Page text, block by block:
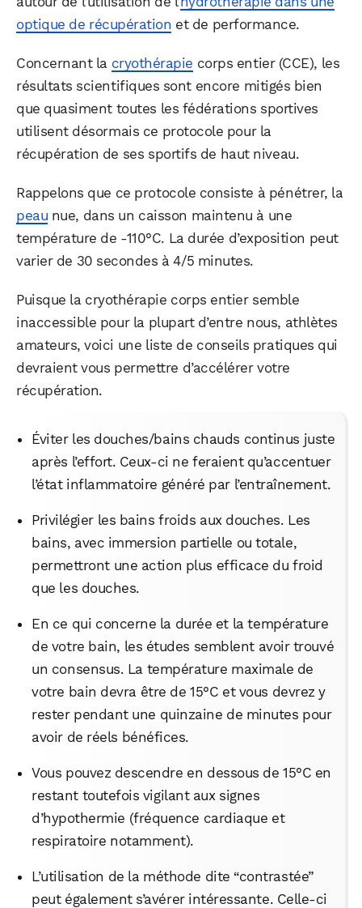
optique de récupération et de performance.
Concernant la cryothérapie corps entier (CCE), les
résultats scientifiques sont encore mitigés bien
que quasiment toutes les fédérations sportives
utilisent désormais ce protocole pour la
récupération de ses sportifs de haut niveau.
Rappelons que ce protocole consiste à pénétrer, la
peau nue, dans un caisson maintenu à une
température de -110°C. La durée d’exposition peut
varier de 30 secondes à 4/5 minutes.
Puisque la cryothérapie corps entier semble
inaccessible pour la plupart d’entre nous, athlètes
amateurs, voici une liste de conseils pratiques qui
devraient vous permettre d’accélérer votre
récupération.
Éviter les douches/bains chauds continus juste
après l’effort. Ceux-ci ne feraient qu’accentuer
l’état inflammatoire généré par l’entraînement.
Privilégier les bains froids aux douches. Les
bains, avec immersion partielle ou totale,
permettront une action plus efficace du froid
que les douches.
En ce qui concerne la durée et la température
de votre bain, les études semblent avoir trouvé
un consensus. La température maximale de
votre bain devra être de 15°C et vous devrez y
rester pendant une quinzaine de minutes pour
avoir de réels bénéfices.
Vous pouvez descendre en dessous de 15°C en
restant toutefois vigilant aux signes
d’hypothermie (fréquence cardiaque et
respiratoire notamment).
L’utilisation de la méthode dite “contrastée”
peut également s’avérer intéressante. Celle-ci